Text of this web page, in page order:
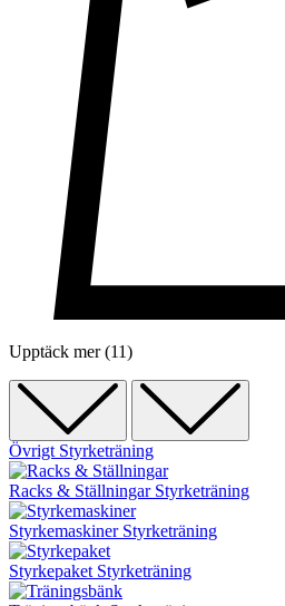
Upptäck mer (11)
Övrigt Styrketräning
Racks & Ställningar Styrketräning
Styrkemaskiner Styrketräning
Styrkepaket Styrketräning